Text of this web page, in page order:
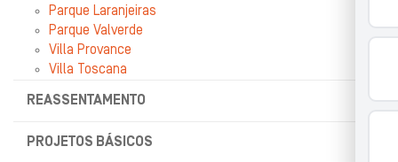
Parque Laranjeiras
Parque Valverde
Villa Provance
Villa Toscana
REASSENTAMENTO
PROJETOS BÁSICOS